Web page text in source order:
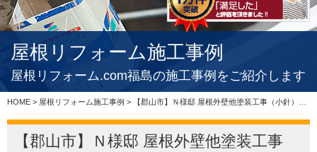
屋根リフォーム施工事例
屋根リフォーム.com福島の施工事例をご紹介します
HOME > 屋根リフォーム施工事例 > 【郡山市】Ｎ様邸 屋根外壁他塗装工事（小針）｜郡山塗装｜福島市、郡山市、白河市、いわき市の屋根塗装＆屋根リフォーム＆雨漏り防水専門店郡山塗装、適正価格で評判の見積もりを実現 – 郡山市、いわき…
【郡山市】Ｎ様邸 屋根外壁他塗装工事